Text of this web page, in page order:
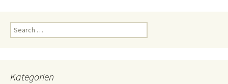
Search
for:
Kategorien